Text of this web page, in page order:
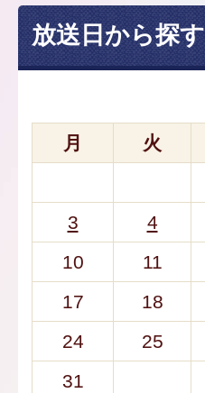
放送日から探す
月 火
3 4
10
11
17
18
24
25
31